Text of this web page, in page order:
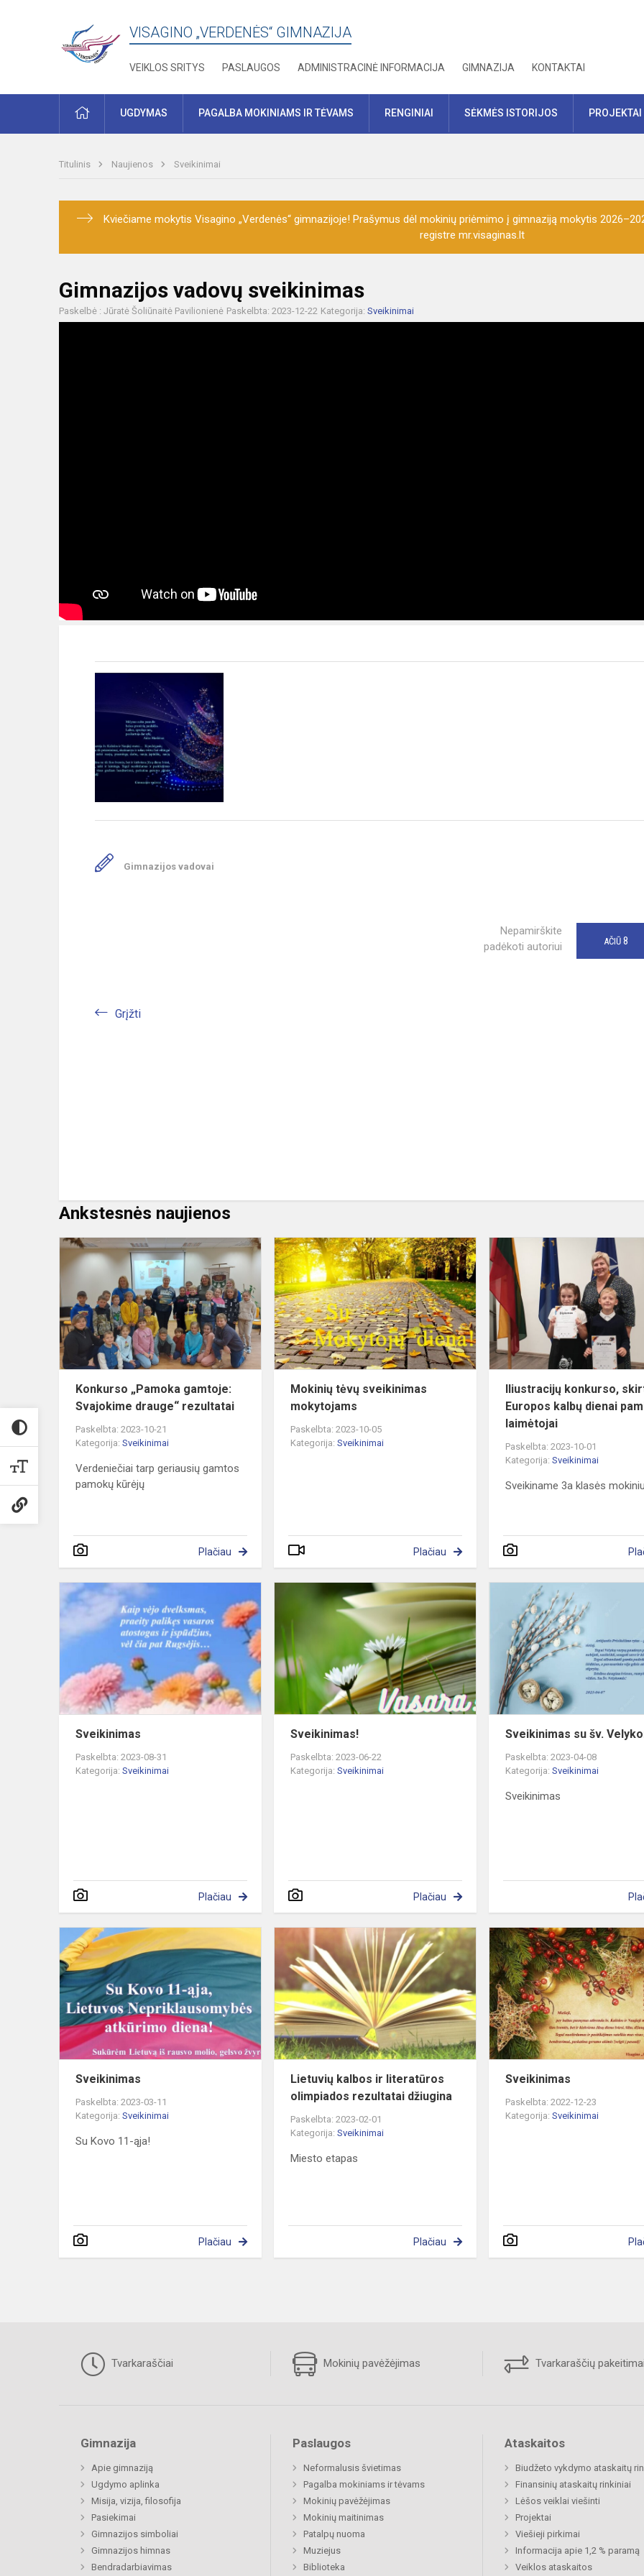
VISAGINO „VERDENĖS“ GIMNAZIJA
VEIKLOS SRITYS PASLAUGOS ADMINISTRACINĖ INFORMACIJA GIMNAZIJA KONTAKTAI
PRADŽIAUGDYMAS PAGALBA MOKINIAMS IR TĖVAMS RENGINIAI SĖKMĖS ISTORIJOS PROJEKTAI
Titulinis Naujienos Sveikinimai
Kviečiame mokytis Visagino „Verdenės“ gimnazijoje! Prašymus dėl mokinių priėmimo į gimnaziją mokytis
registre mr.visaginas.lt
Gimnazijos vadovų sveikinimas
Paskelbė : Jūratė Šoliūnaitė Pavilionienė Paskelbta: 2023-12-22 Kategorija: Sveikinimai
Gimnazijos vadovai
Nepamirškite
padėkoti autoriui
AČIŪ 8
Grįžti
Ankstesnės naujienos
Konkurso
„Pamoka
gamtoje:
Svajokime
drauge“
rezultatai
Konkurso „Pamoka gamtoje:
Svajokime drauge“ rezultatai
Paskelbta: 2023-10-21
Kategorija: Sveikinimai
Verdeniečiai tarp geriausių gamtos
pamokų kūrėjų
Plačiau
Mokinių
tėvų
sveikinimas
mokytojams
Mokinių tėvų sveikinimas
mokytojams
Paskelbta: 2023-10-05
Kategorija:Sveikinimai
Plačiau
Iliustracijų konkurso,
Europos kalbų dienai
laimėtojai
Paskelbta: 2023-10-01
Kategorija:Sveikinimai
Sveikiname 3a klasės
Sveikinimas
Paskelbta: 2023-08-31
Kategorija: Sveikinimai
Plačiau
Sveikinimas!
Sveikinimas!
Paskelbta: 2023-06-22
Kategorija:Sveikinimai
Plačiau
Sveikinimas su šv.
Paskelbta: 2023-04-08
Kategorija:Sveikinimai
Sveikinimas
Sveikinimas
Sveikinimas
Paskelbta: 2023-03-11
Kategorija: Sveikinimai
Su Kovo 11-ąja!
Plačiau
Lietuvių
kalbos
literatūros
olimpiados
rezultatai
džiugi...
Lietuvių kalbos ir literatūros
olimpiados rezultatai džiugina
Paskelbta: 2023-02-01
Kategorija:Sveikinimai
Miesto etapas
Plačiau
Sveikinimas
Paskelbta: 2022-12-23
Kategorija:Sveikinimai
Tvarkaraščiai Mokinių pavėžėjimas Tvarkaraščių pakeitimai
Gimnazija
Apie gimnaziją
Ugdymo aplinka
Misija, vizija, filosofija
Pasiekimai
Gimnazijos simboliai
Gimnazijos himnas
Bendradarbiavimas
Paslaugos
Neformalusis švietimas
Pagalba mokiniams ir tėvams
Mokinių pavėžėjimas
Mokinių maitinimas
Patalpų nuoma
Muziejus
Biblioteka
Ataskaitos
Biudžeto vykdymo ataskaitų
Finansinių ataskaitų rinkiniai
Lėšos veiklai viešinti
Projektai
Viešieji pirkimai
Informacija apie 1,2 % paramą
Veiklos ataskaitos